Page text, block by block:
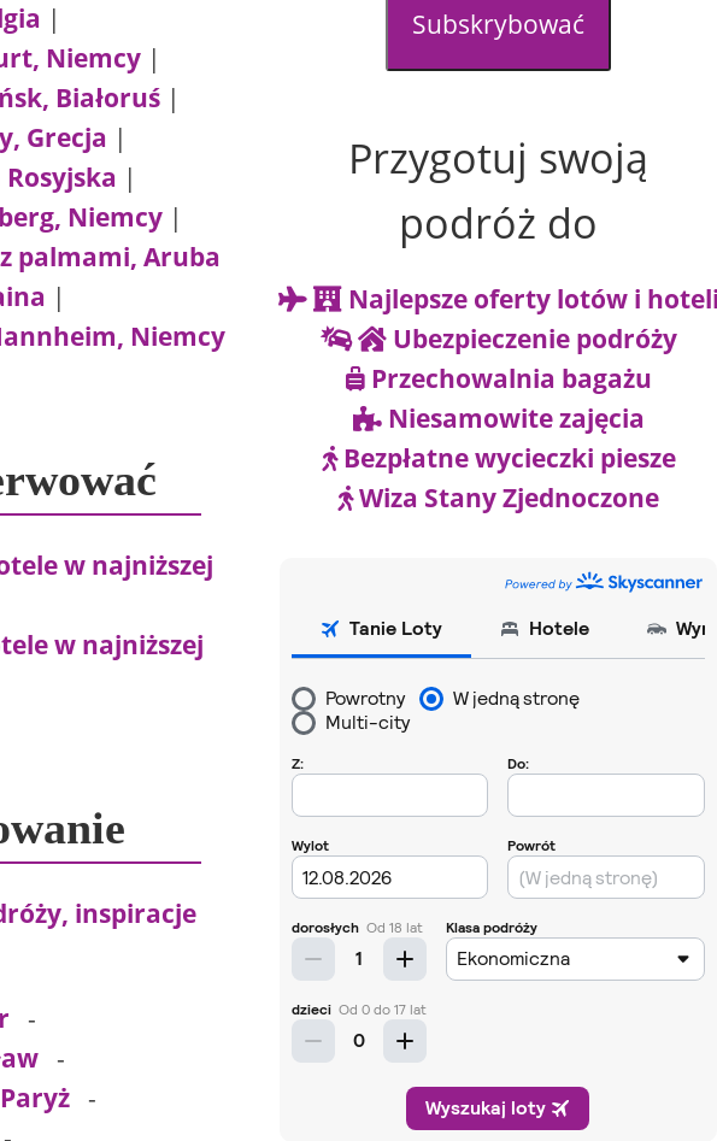
|
Niemcy|
Białoruś |
Grecja |
|
Niemcy|
palmami, Aruba
|
Niemcy
w najniższej
inspiracje
-
-
-
Subskrybować
Przygotuj swoją
podróż do
Najlepsze oferty lotów i
Ubezpieczenie podróży
Przechowalnia bagażu
Niesamowite zajęcia
Bezpłatne wycieczki piesze
Wiza Stany Zjednoczone